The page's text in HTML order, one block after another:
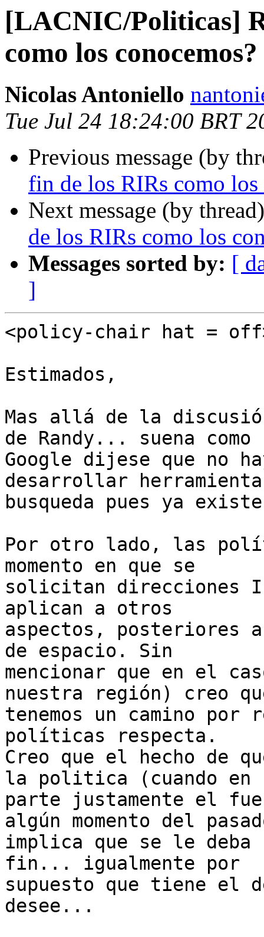
[LACNIC/Politicas]
como los conocemos?
Nicolas Antoniello
Tue Jul 24 18:24:00 BRT
Previous message (by
fin de los RIRs como los
Next message (by
de los RIRs como los
Messages sorted by: [
]
<policy-chair hat =
Estimados,
Mas allá de la
de Randy... suena
Google dijese que no
desarrollar
busqueda pues ya
Por otro lado, las
momento en que se
solicitan direcciones
aplican a otros
aspectos, posteriores
de espacio. Sin
mencionar que en el
nuestra región) creo
tenemos un camino
políticas respecta.
Creo que el hecho de
la politica (cuando en
parte justamente el
algún momento del
implica que se le
fin... igualmente por
supuesto que tiene el
desee...